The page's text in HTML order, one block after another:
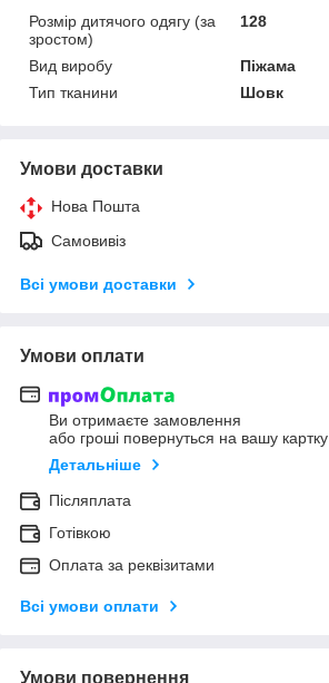
Розмір дитячого одягу (за
зростом)
128
Вид виробу
Піжама
Тип тканини
Шовк
Умови доставки
Нова Пошта
Самовивіз
Всі умови доставки
Умови оплати
Ви отримаєте замовлення
або гроші повернуться на вашу картку
Детальніше
Післяплата
Готівкою
Оплата за реквізитами
Всі умови оплати
Умови повернення